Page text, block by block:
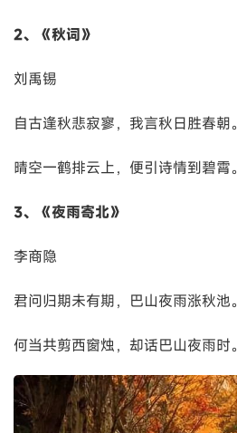
2、《秋词》
刘禹锡
自古逢秋悲寂寥，我言秋日胜春朝。
晴空一鹤排云上，便引诗情到碧霄。
3、《夜雨寄北》
李商隐
君问归期未有期，巴山夜雨涨秋池。
何当共剪西窗烛，却话巴山夜雨时。